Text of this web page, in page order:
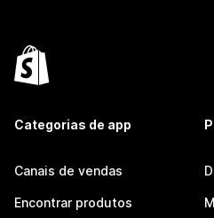
Categorias de app
Canais de vendas
Encontrar produtos